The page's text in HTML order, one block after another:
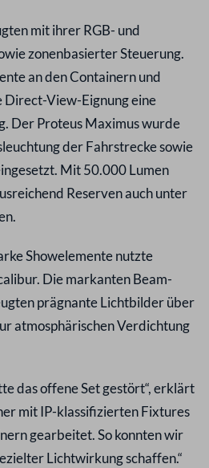
mit ihrer RGB- und
zonenbasierter Steuerung.
an den Containern und
View-Eignung eine
Der Proteus Maximus wurde
der Fahrstrecke sowie
Mit 50.000 Lumen
Reserven auch unter
Showelemente nutzte
Die markanten Beam-
prägnante Lichtbilder über
atmosphärischen Verdichtung
das offene Set gestört“, erklärt
mit IP-klassifizierten Fixtures
gearbeitet. So konnten wir
Lichtwirkung schaffen.“